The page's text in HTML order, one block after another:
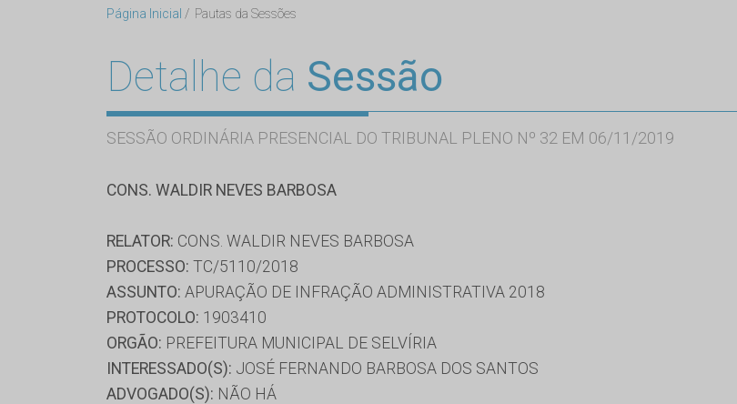
Página Inicial Pautas da Sessões
Detalhe da Sessão
SESSÃO ORDINÁRIA PRESENCIAL DO TRIBUNAL PLENO Nº 32 EM 06/11/2019
CONS. WALDIR NEVES BARBOSA
RELATOR: CONS. WALDIR NEVES BARBOSA
PROCESSO: TC/5110/2018
ASSUNTO: APURAÇÃO DE INFRAÇÃO ADMINISTRATIVA 2018
PROTOCOLO: 1903410
ORGÃO: PREFEITURA MUNICIPAL DE SELVÍRIA
INTERESSADO(S): JOSÉ FERNANDO BARBOSA DOS SANTOS
ADVOGADO(S): NÃO HÁ